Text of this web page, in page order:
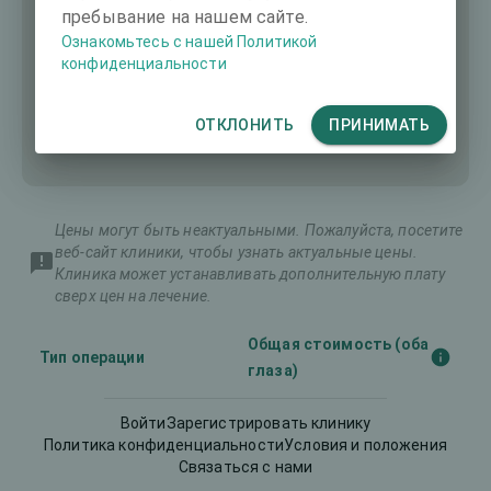
Цены могут быть неактуальными. Пожалуйста, посетите
веб-сайт клиники, чтобы узнать актуальные цены.
Клиника может устанавливать дополнительную плату
сверх цен на лечение.
Тип операции
Общая стоимость (оба
глаза)
Интраокулярные
линзы (ИОЛ)
-
ВойтиЗарегистрировать клинику
Политика конфиденциальностиУсловия и положения
Связаться с нами
пребывание на нашем сайте.
Ознакомьтесь с нашей Политикой
конфиденциальности
ОТКЛОНИТЬ ПРИНИМАТЬ